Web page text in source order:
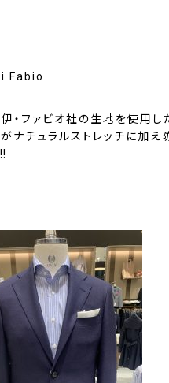
Fabio
・ファビオ社の生地を使用
ナチュラルストレッチに加